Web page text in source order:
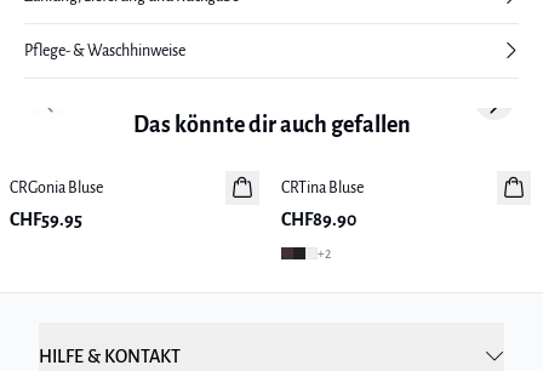
Pflege- & Waschhinweise
Das könnte dir auch gefallen
Neuheiten
CRGonia Bluse
CHF59.95
Neuheiten
CRTina Bluse
CHF89.90
+2
Previous slide Next
HILFE & KONTAKT